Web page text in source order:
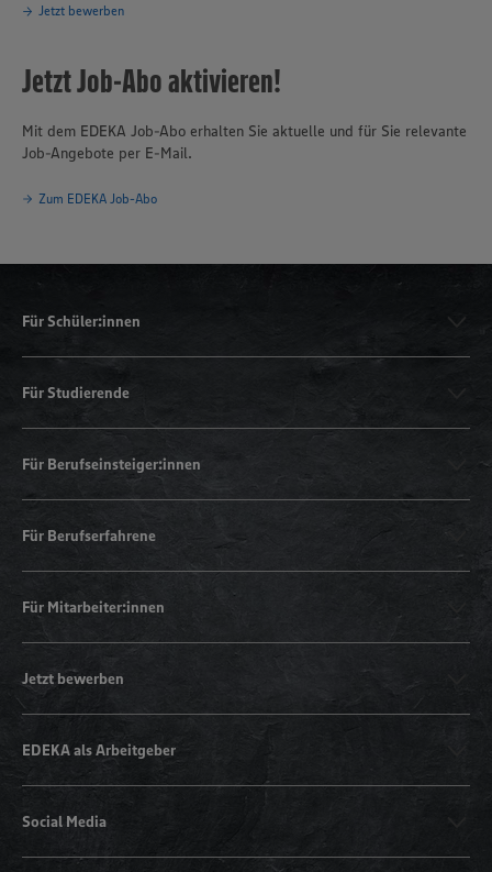
Jetzt bewerben
Jetzt Job-Abo aktivieren!
Mit dem EDEKA Job-Abo erhalten Sie aktuelle und für Sie relevante
Job-Angebote per E-Mail.
Zum EDEKA Job-Abo
Für Schüler:innen
Für Studierende
Für Berufseinsteiger:innen
Für Berufserfahrene
Für Mitarbeiter:innen
Jetzt bewerben
EDEKA als Arbeitgeber
Social Media